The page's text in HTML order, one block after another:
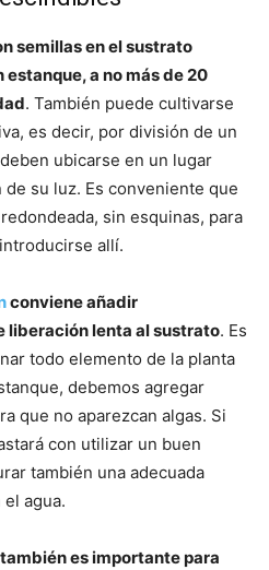
semillas en el sustrato
a no más de 20
. También puede cultivarse
es decir, por división de un
ubicarse en un lugar
su luz. Es conveniente que
sin esquinas, para
allí.
conviene añadir
liberación lenta al sustrato. Es
todo elemento de la planta
debemos agregar
que no aparezcan algas. Si
con utilizar un buen
también una adecuada
agua.
es importante para